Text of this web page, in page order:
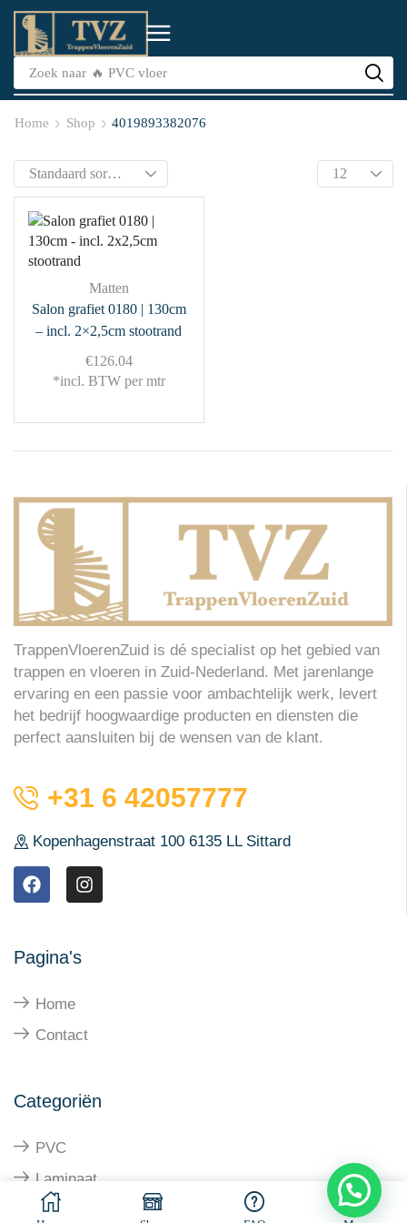
Zoek naar 🔥 PVC vloer
Home Shop 4019893382076
Matten
Salon grafiet 0180 | 130cm
– incl. 2×2,5cm stootrand
€126.04
*incl. BTW per mtr
TrappenVloerenZuid is dé specialist op het gebied van
trappen en vloeren in Zuid-Nederland. Met jarenlange
ervaring en een passie voor ambachtelijk werk, levert
het bedrijf hoogwaardige producten en diensten die
perfect aansluiten bij de wensen van de klant.
+31 6 42057777
Kopenhagenstraat 100 6135 LL Sittard
Pagina's
Home
Contact
Categoriën
PVC
Laminaat
Parket